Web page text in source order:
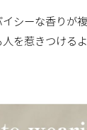
シーな香りが
を惹きつける